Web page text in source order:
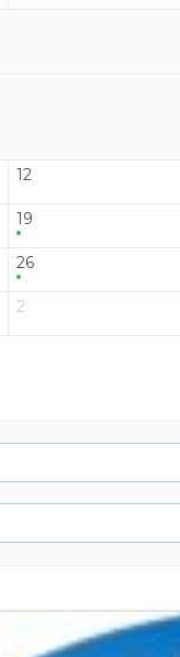
12
19
26
2